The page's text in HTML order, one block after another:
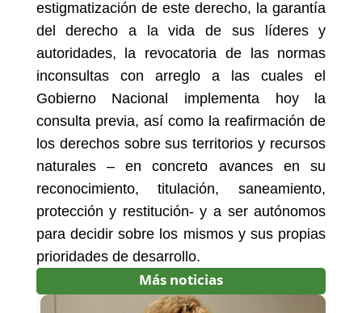
estigmatización de este derecho, la garantía
del derecho a la vida de sus líderes y
autoridades, la revocatoria de las normas
inconsultas con arreglo a las cuales el
Gobierno Nacional implementa hoy la
consulta previa, así como la reafirmación de
los derechos sobre sus territorios y recursos
naturales – en concreto avances en su
reconocimiento, titulación, saneamiento,
protección y restitución- y a ser autónomos
para decidir sobre los mismos y sus propias
prioridades de desarrollo.
Más noticias